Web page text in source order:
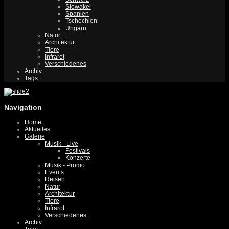
Slowakei
Spanien
Tschechien
Ungarn
Natur
Architektur
Tiere
Infrarot
Verschiedenes
Archiv
Tags
Navigation
Home
Aktuelles
Galerie
Musik - Live
Festivals
Konzerte
Musik - Promo
Events
Reisen
Natur
Architektur
Tiere
Infrarot
Verschiedenes
Archiv